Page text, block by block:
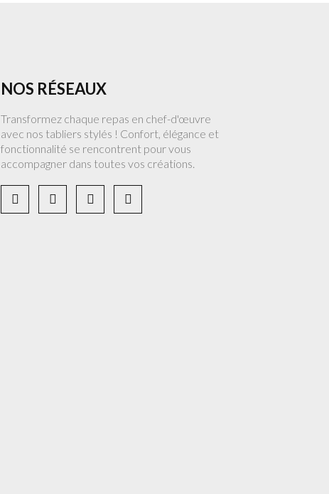
NOS RÉSEAUX
Transformez chaque repas en chef-d'œuvre
avec nos tabliers stylés ! Confort, élégance et
fonctionnalité se rencontrent pour vous
accompagner dans toutes vos créations.